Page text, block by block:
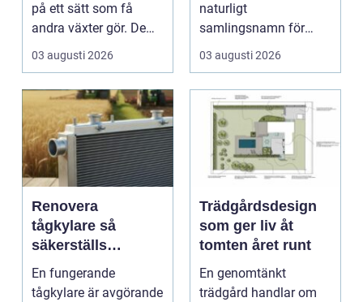
på ett sätt som få
andra växter gör. De
skapar rum, ger ...
03 augusti 2026
naturligt
samlingsnamn för
husägare som vill
kombinera lägre ene...
03 augusti 2026
Renovera
tågkylare så
säkerställs
driftsäkra lok och
tågsystem
En fungerande
tågkylare är avgörande
Trädgårdsdesign
som ger liv åt
tomten året runt
En genomtänkt
trädgård handlar om